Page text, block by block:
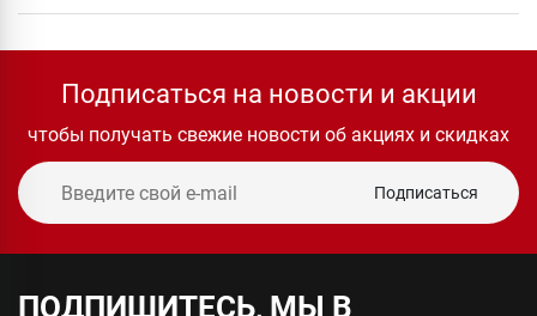
Подписаться на новости и акции
чтобы получать свежие новости об акциях и скидках
Подписаться
ПОДПИШИТЕСЬ, МЫ В